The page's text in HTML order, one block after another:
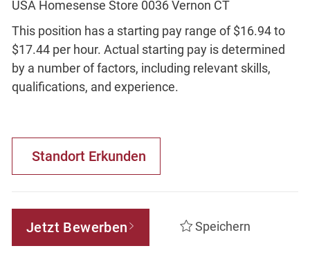
USA Homesense Store 0036 Vernon CT
This position has a starting pay range of $16.94 to
$17.44 per hour. Actual starting pay is determined
by a number of factors, including relevant skills,
qualifications, and experience.
Standort Erkunden
Jetzt Bewerben Speichern